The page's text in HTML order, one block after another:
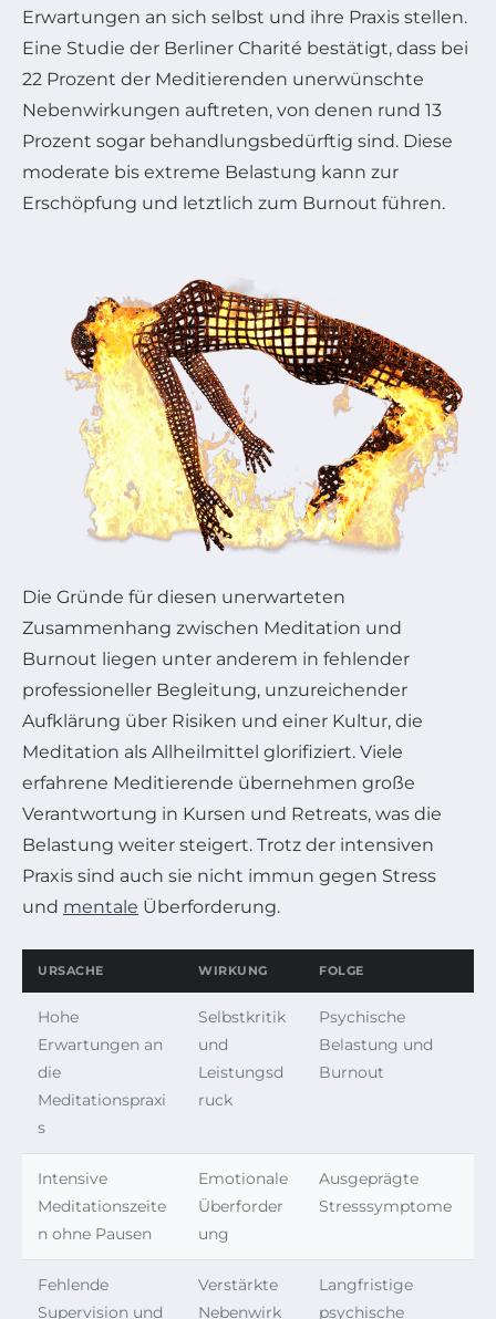
Erwartungen an sich selbst und ihre Praxis stellen.
Eine Studie der Berliner Charité bestätigt, dass bei
22 Prozent der Meditierenden unerwünschte
Nebenwirkungen auftreten, von denen rund 13
Prozent sogar behandlungsbedürftig sind. Diese
moderate bis extreme Belastung kann zur
Erschöpfung und letztlich zum Burnout führen.
Die Gründe für diesen unerwarteten
Zusammenhang zwischen Meditation und
Burnout liegen unter anderem in fehlender
professioneller Begleitung, unzureichender
Aufklärung über Risiken und einer Kultur, die
Meditation als Allheilmittel glorifiziert. Viele
erfahrene Meditierende übernehmen große
Verantwortung in Kursen und Retreats, was die
Belastung weiter steigert. Trotz der intensiven
Praxis sind auch sie nicht immun gegen Stress
und mentale Überforderung.
URSACHE WIRKUNG FOLGE
Hohe
Erwartungen an
die
Meditationspraxi
s
Selbstkritik
und
Leistungsd
ruck
Psychische
Belastung und
Burnout
Intensive
Meditationszeite
n ohne Pausen
Emotionale
Überforder
ung
Ausgeprägte
Stresssymptome
Fehlende
Supervision und
Verstärkte
Nebenwirk
Langfristige
psychische